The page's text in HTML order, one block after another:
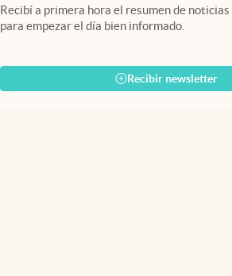
Recibí a primera hora el resumen de
para empezar el día bien informado.
Recibir newsletter